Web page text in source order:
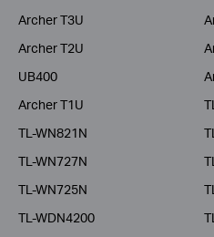
Archer T3U
Archer T2U
UB400
Archer T1U
TL-WN821N
TL-WN727N
TL-WN725N
TL-WDN4200